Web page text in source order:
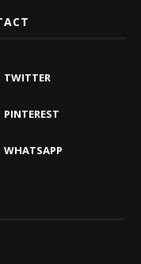
TWITTER
PINTEREST
WHATSAPP